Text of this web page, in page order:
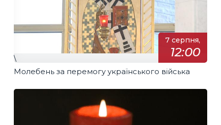
7 серпня,
12:00
\
Молебень за перемогу українського війська